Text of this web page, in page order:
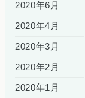
2020年6月
2020年4月
2020年3月
2020年2月
2020年1月